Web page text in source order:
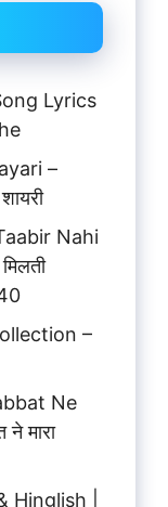
Lyrics
–
Nahi
–
Ne
मारा
Hinglish |